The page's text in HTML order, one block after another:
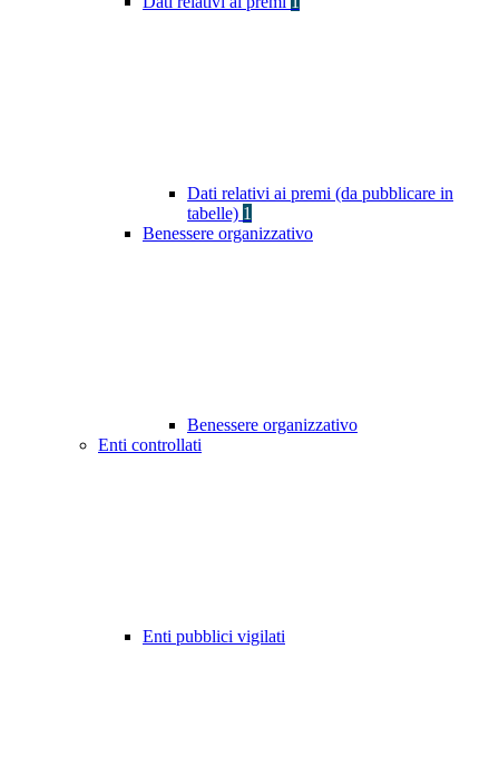
Dati relativi ai premi (da pubblicare in
tabelle) 1
Benessere organizzativo
Benessere organizzativo
Enti controllati
Enti pubblici vigilati